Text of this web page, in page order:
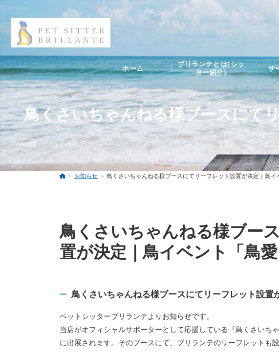
鳥くさいちゃんねる様ブースにて
ホーム
お知らせ 鳥くさいちゃんねる様ブースにてリーフレット設置が決定｜鳥イ
鳥くさいちゃんねる様ブー
置が決定｜鳥イベント「鳥
鳥くさいちゃんねる様ブースにてリーフレット設置
ペットシッターブリランテよりお知らせです。
当店がオフィシャルサポーターとして応援している『鳥くさいち
に出展されます。そのブースにて、ブリランテのリーフレットも
ホーム
ブリランテとは(シッ
ター紹介)
サ